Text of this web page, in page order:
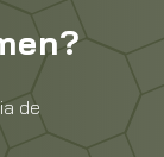
de